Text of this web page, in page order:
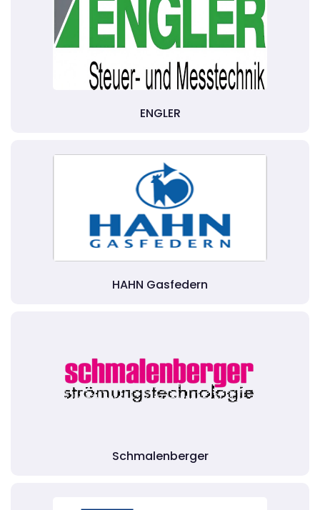
ENGLER
HAHN Gasfedern
Schmalenberger